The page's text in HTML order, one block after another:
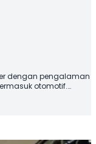
dengan pengalaman
otomotif.
oleh pembaca.